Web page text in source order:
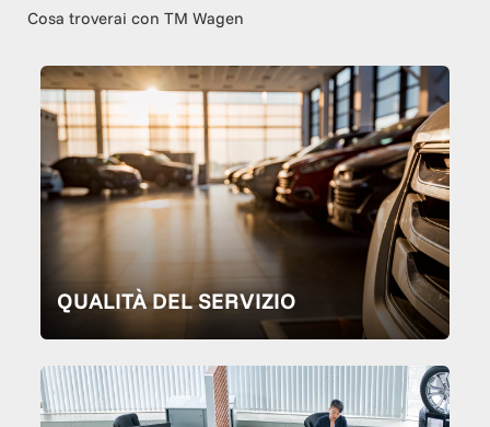
Cosa troverai con TM Wagen
QUALITÀ DEL SERVIZIO